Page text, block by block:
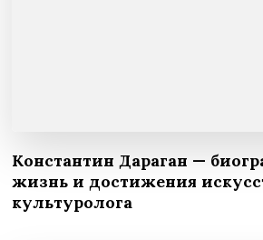
Константин Дараган —
жизнь и достижения
культуролога